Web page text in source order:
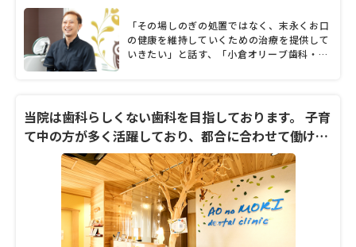
「その場しのぎの処置ではなく、末永くお口
の健康を維持していくための治療を提供して
いきたい」と話す、「小倉オリーブ歯科・矯
く、口の中全体を総合的に診査・診断するの
が信条。診療を可視化し、歯に対する患者の
意識向上にも注力する。シンボルマークはフ
クロウとオリーブ。カフェのような雰囲気の
院内には先進の医療機器をそろえ、保険診
療・自由診療問わず、幅広い治療に対応でき
る体制を整えている。ゆっくり、はっきりと
した言葉で説明を尽くす真摯な姿勢が印象的
な西尾院長に、同院がめざす歯科診療につい
て語ってもらった。
当院は歯科らしくない歯科を目指しております。 子育
て中の方が多く活躍しており、都合に合わせて働けま